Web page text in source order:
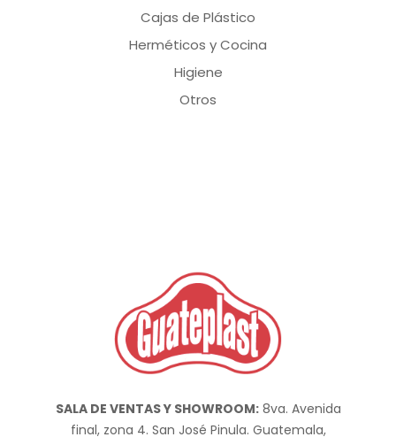
Cajas de Plástico
Herméticos y Cocina
Higiene
Otros
SALA DE VENTAS Y SHOWROOM:8va. Avenida
final, zona 4. San José Pinula. Guatemala,